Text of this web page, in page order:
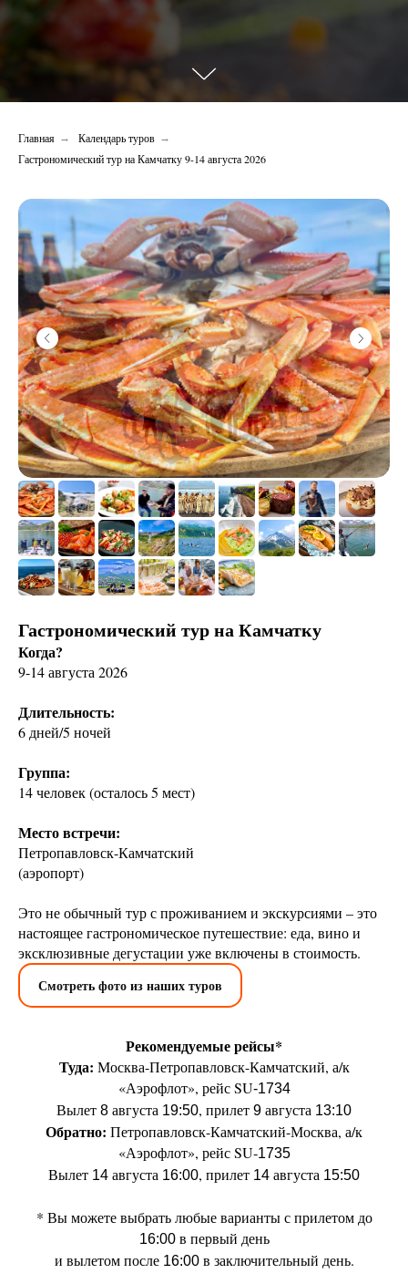
Главная → Календарь туров →
Гастрономический тур на Камчатку 9-14 августа 2026
Гастрономический тур на Камчатку
Когда?
9-14 августа 2026
Длительность:
6 дней/5 ночей
Группа:
14 человек (осталось 5 мест)
Место встречи:
Петропавловск-Камчатский
(аэропорт)
Это не обычный тур с проживанием и экскурсиями – это
настоящее гастрономическое путешествие: еда, вино и
эксклюзивные дегустации уже включены в стоимость.
Смотреть фото из наших туров
Рекомендуемые рейсы*
Туда: Москва-Петропавловск-Камчатский, а/к
«Аэрофлот», рейс SU‑1734
Вылет 8 августа 19:50, прилет 9 августа 13:10
Обратно: Петропавловск-Камчатский-Москва, а/к
«Аэрофлот», рейс SU‑1735
Вылет 14 августа 16:00, прилет 14 августа 15:50
* Вы можете выбрать любые варианты с прилетом до
16:00в первый день
и вылетом после 16:00в заключительный день.